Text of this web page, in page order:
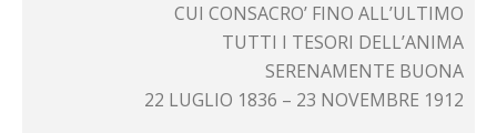
CUI CONSACRO’ FINO ALL’ULTIMO
TUTTI I TESORI DELL’ANIMA
SERENAMENTE BUONA
22 LUGLIO 1836 – 23 NOVEMBRE 1912